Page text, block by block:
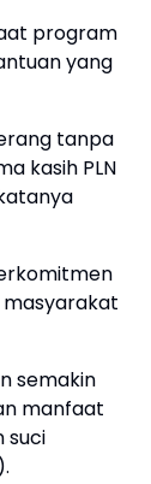
program
yang
tanpa
kasih PLN
semakin
manfaat
suci